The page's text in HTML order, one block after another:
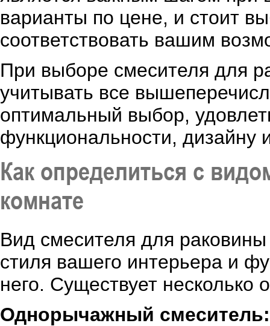
варианты по цене, и стоит
соответствовать вашим
При выборе смесителя для
учитывать все
оптимальный выбор,
функциональности, дизайну
Как определиться с
комнате
Вид смесителя для
стиля вашего интерьера и
него. Существует несколько
Однорычажный смеситель: